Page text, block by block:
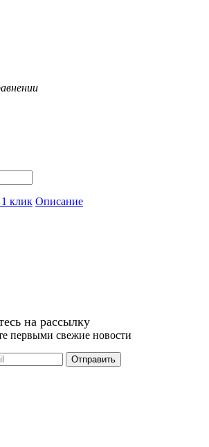
клик Описание
на рассылку
первыми свежие новости
Отправить